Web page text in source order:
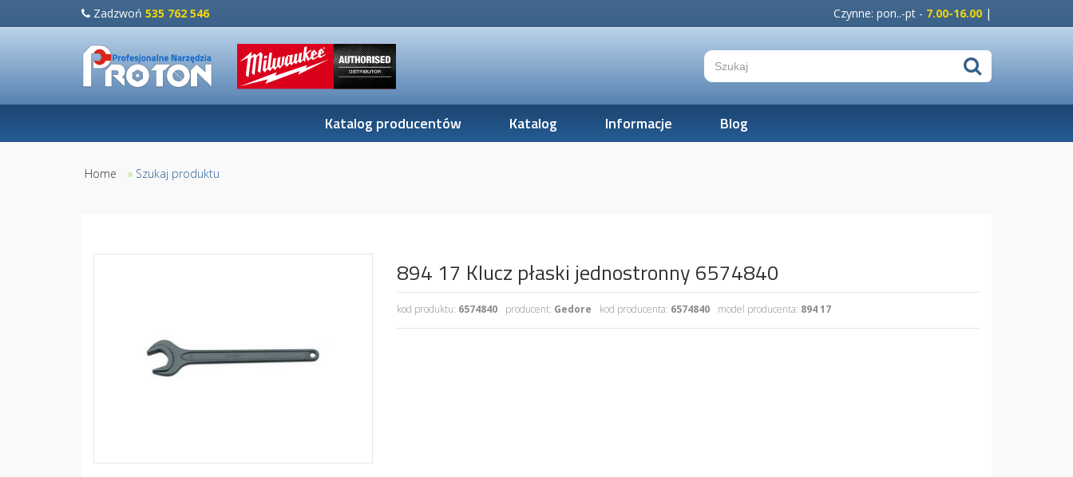
Zadzwoń 535 762 546 Czynne: pon..-pt - 7.00-16.00 |
Katalog producentów Katalog Informacje Blog
Home » Szukaj produktu
894 17 Klucz płaski jednostronny 6574840
kod produktu: 6574840 producent: Gedore kod producenta: 6574840 model producenta: 894 17